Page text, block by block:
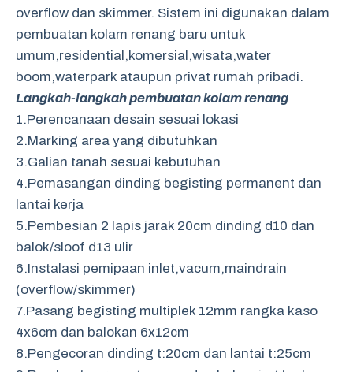
overflow dan skimmer. Sistem ini digunakan dalam
pembuatan kolam renang baru untuk
umum,residential,komersial,wisata,water
boom,waterpark ataupun privat rumah pribadi.
Langkah-langkah pembuatan kolam renang
1.Perencanaan desain sesuai lokasi
2.Marking area yang dibutuhkan
3.Galian tanah sesuai kebutuhan
4.Pemasangan dinding begisting permanent dan
lantai kerja
5.Pembesian 2 lapis jarak 20cm dinding d10 dan
balok/sloof d13 ulir
6.Instalasi pemipaan inlet,vacum,maindrain
(overflow/skimmer)
7.Pasang begisting multiplek 12mm rangka kaso
4x6cm dan balokan 6x12cm
8.Pengecoran dinding t:20cm dan lantai t:25cm